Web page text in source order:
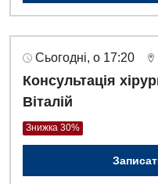
Сьогодні, о 17:20
Консультація
Віталій
Знижка 30%